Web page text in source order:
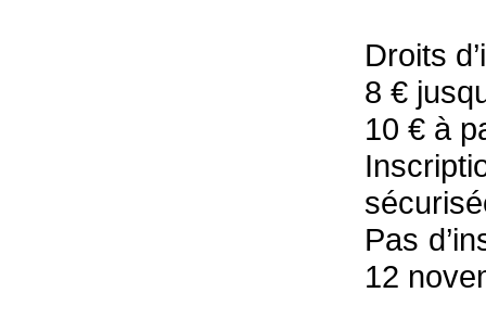
Droits
8 €
10 € à
Pas
12